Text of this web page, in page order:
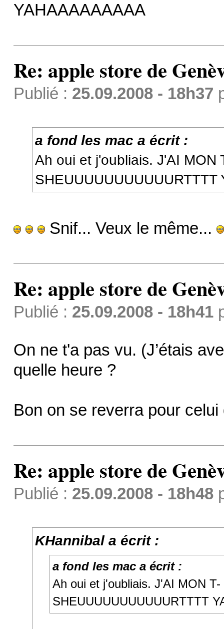
YAHAAAAAAAAA
Re: apple store de
Publié : 25.09.2008 - 18h37
a fond les mac a écrit :
Ah oui et j'oubliais. J'AI MON
SHEUUUUUUUUUUURTTTT
Snif... Veux le même...
Re: apple store de
Publié : 25.09.2008 - 18h41
On ne t'a pas vu. (J’étais
quelle heure ?
Bon on se reverra pour
Re: apple store de
Publié : 25.09.2008 - 18h48
KHannibal a écrit :
a fond les mac a écrit :
Ah oui et j'oubliais. J'AI MON T-
SHEUUUUUUUUUUURTTTT